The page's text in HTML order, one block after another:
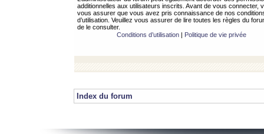
additionnelles aux utilisateurs inscrits. Avant de vous connecter,
vous assurer que vous avez pris connaissance de nos
d’utilisation. Veuillez vous assurer de lire toutes les règles du
de le consulter.
Conditions d’utilisation| Politique de vie privée
Index du forum